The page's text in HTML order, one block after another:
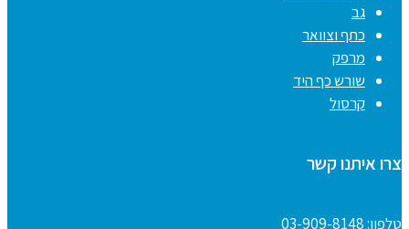
גב
כתף וצוואר
מרפק
שורש כף היד
קרסול
צרו איתנו קשר
טלפון:03-909-8148